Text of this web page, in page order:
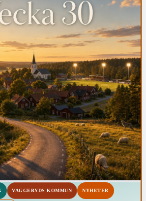
VAGGERYDS KOMMUN NYHETER